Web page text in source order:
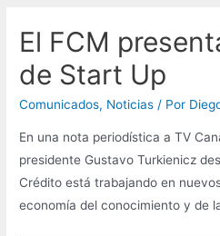
El FCM
de Start Up
Comunicados, Noticias / Por
En una nota periodística a TV
presidente Gustavo Turkienicz
Crédito está trabajando en
economía del conocimiento y de